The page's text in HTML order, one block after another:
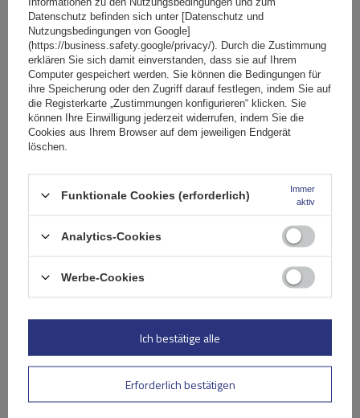
Schienen
Große Menge verfügbar Wir versenden schon am7. August
In den
Warenkorb
Datenschutz befinden sich unter [Datenschutz und
Nutzungsbedingungen von Google]
(https://business.safety.google/privacy/). Durch die Zustimmung
erklären Sie sich damit einverstanden, dass sie auf Ihrem
Computer gespeichert werden. Sie können die Bedingungen für
ihre Speicherung oder den Zugriff darauf festlegen, indem Sie auf
die Registerkarte „Zustimmungen konfigurieren“ klicken. Sie
können Ihre Einwilligung jederzeit widerrufen, indem Sie die
Cookies aus Ihrem Browser auf dem jeweiligen Endgerät
löschen.
Funktionale Cookies (erforderlich)
Immer
aktiv
Analytics-Cookies
Werbe-Cookies
Erforderlich bestätigen
Ich bestätige alle